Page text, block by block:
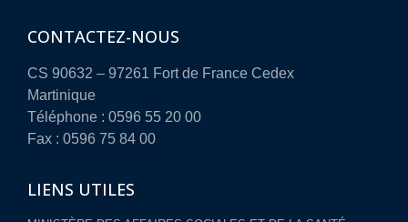
CONTACTEZ-NOUS
CS 90632 – 97261 Fort de France Cedex
Martinique
Téléphone : 0596 55 20 00
Fax : 0596 75 84 00
LIENS UTILES